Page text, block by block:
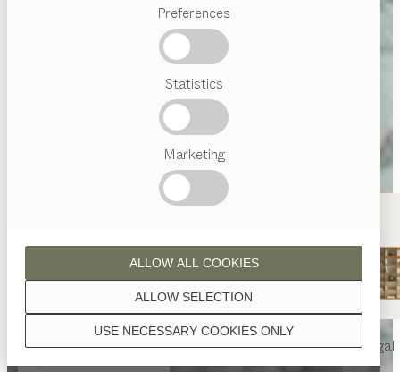
Preferences
Statistics
Marketing
USE NECESSARY COOKIES ONLY
ALLOW SELECTION
ALLOW ALL COOKIES
Österreichisches
Handwerk
nyaTisch nyaStuhl filignoRegal